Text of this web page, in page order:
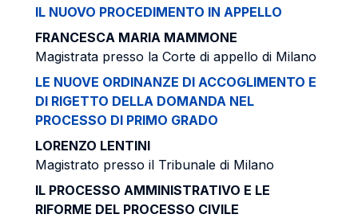
IL NUOVO PROCEDIMENTO IN APPELLO
FRANCESCA MARIA MAMMONE
Magistrata presso la Corte di appello di Milano
LE NUOVE ORDINANZE DI ACCOGLIMENTO E
DI RIGETTO DELLA DOMANDA NEL
PROCESSO DI PRIMO GRADO
LORENZO LENTINI
Magistrato presso il Tribunale di Milano
IL PROCESSO AMMINISTRATIVO E LE
RIFORME DEL PROCESSO CIVILE